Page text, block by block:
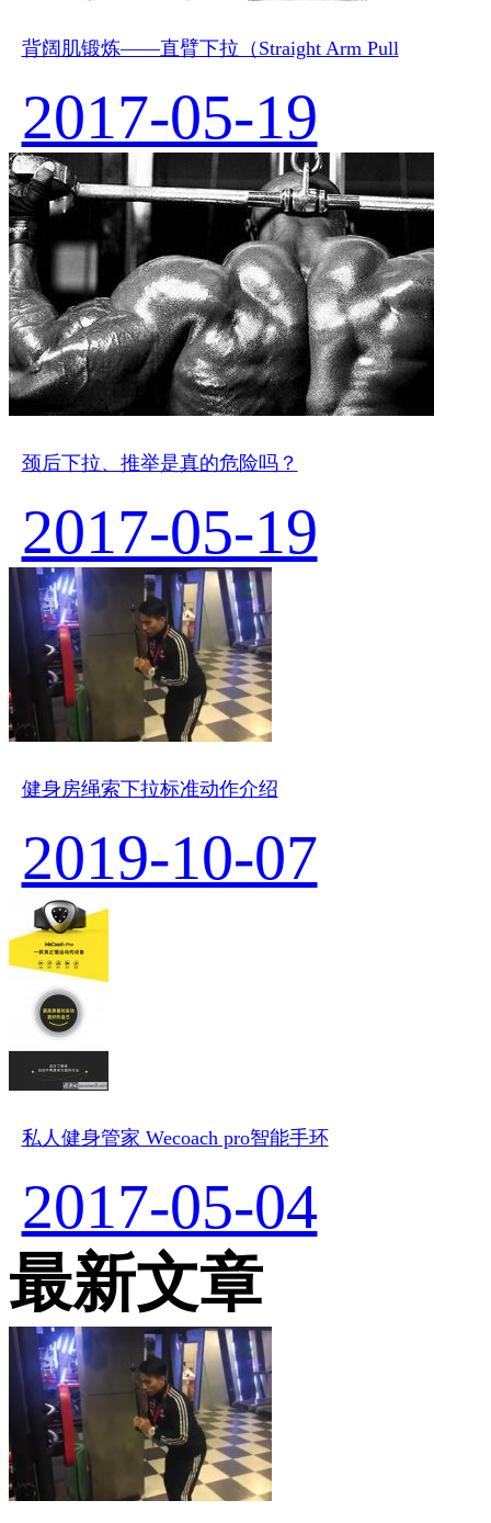
背阔肌锻炼——直臂下拉（Straight Arm Pull
2017-05-19
颈后下拉、推举是真的危险吗？
2017-05-19
健身房绳索下拉标准动作介绍
2019-10-07
私人健身管家 Wecoach pro智能手环
2017-05-04
最新文章